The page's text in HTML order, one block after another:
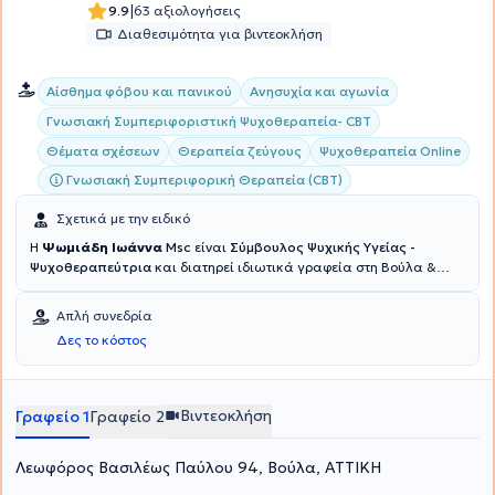
9.9|63 αξιολογήσεις
Διαθεσιμότητα για βιντεοκλήση
Αίσθημα φόβου και πανικού
Ανησυχία και αγωνία
Γνωσιακή Συμπεριφοριστική Ψυχοθεραπεία- CBT
Θέματα σχέσεων
Θεραπεία ζεύγους
Ψυχοθεραπεία Online
Γνωσιακή Συμπεριφορική Θεραπεία (CBT)
Σχετικά με την ειδικό
Η Ψωμιάδη Ιωάννα Msc είναι Σύμβουλος Ψυχικής Υγείας -
Ψυχοθεραπεύτρια και διατηρεί ιδιωτικά γραφεία στη Βούλα &
Κολλέγιο Αθηνών και κατέχει
Συμπεριφοριστικής Θεωρίας & Κλινικής Πράξης από το Εθνικό
Καποδιστριακό Πανεπιστήμιο Αθηνών (ΕΚΠΑ)
σπουδές της, έλαβε Μεταπτυχιακό τίτλο στη Διαχείριση
University και ολοκλήρωσε το πρόγραμμα Ομαδικής
Ψυχοθεραπείας στο Αθηναϊκό Κέντρο Μελέτης Ανθρώπου (ΑΚΜΑ),
Effects of mirrors on individual human behavior. Στη συνέχεια, μέσα
Απλή συνεδρία
Δες το κόστος
Γραφείο 1Γραφείο 2 Βιντεοκλήση
Λεωφόρος Βασιλέως Παύλου 94, Βούλα, ΑΤΤΙΚΗ